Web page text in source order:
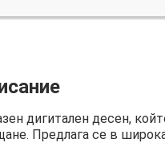
дигитален десен,
Предлага се в